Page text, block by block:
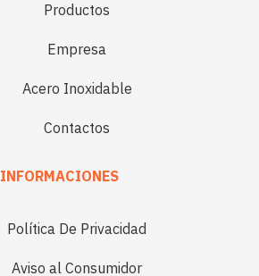
Productos
Empresa
Acero Inoxidable
Contactos
INFORMACIONES
Política De Privacidad
Aviso al Consumidor